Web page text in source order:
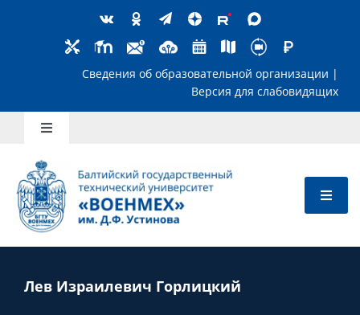
Сведения об образовательной
Toggle
Школьникам
Абитуриентам
Лев Израилевич Горлицкий